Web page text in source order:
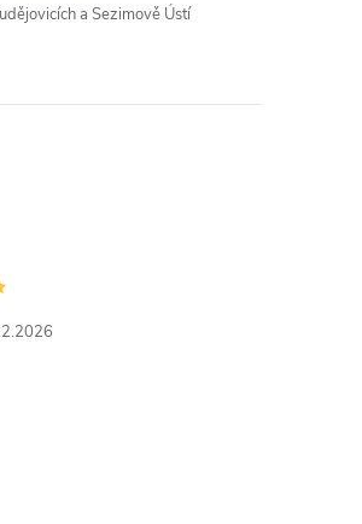
a Sezimově Ústí